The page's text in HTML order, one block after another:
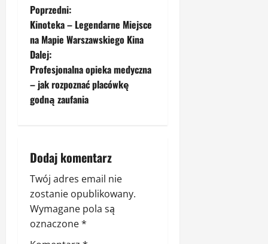
Z
o
b
a
c
w
p
i
Poprzedni:
Kinoteka – Legendarne Miejsce
na Mapie Warszawskiego Kina
Dalej:
Profesjonalna opieka medyczna
– jak rozpoznać placówkę
godną zaufania
Dodaj komentarz
Twój adres email nie
zostanie opublikowany.
Wymagane pola są
oznaczone*